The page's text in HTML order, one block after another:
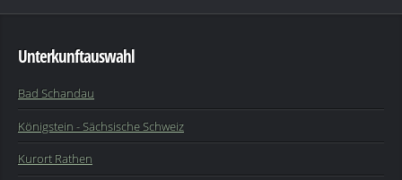
Unterkunftauswahl
Bad Schandau
Königstein - Sächsische Schweiz
Kurort Rathen